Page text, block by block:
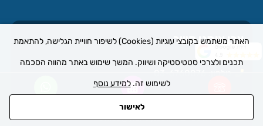
האתר משתמש בקובצי עוגיות (Cookies) לשיפור חוויית הגלישה, להתאמת
תכנים ולצרכי סטטיסטיקה ושיווק. המשך שימוש באתר מהווה הסכמה
לשימוש זה.למידע נוסף
לאישור
צרו איתנו קשר
נייד: 050-777-33-11
דואר אלקטרוני:office@yishay.co.il